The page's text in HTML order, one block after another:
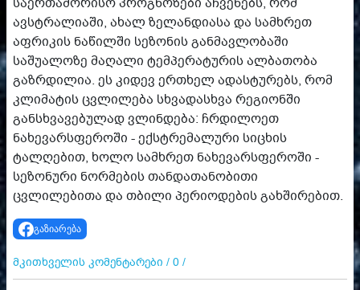
საერთაშორისო პროგნოზები აჩვენებს, რომ
ავსტრალიაში, ახალ ზელანდიასა და სამხრეთ
აფრიკის ნაწილში სეზონის განმავლობაში
საშუალოზე მაღალი ტემპერატურის ალბათობა
გაზრდილია. ეს კიდევ ერთხელ ადასტურებს, რომ
კლიმატის ცვლილება სხვადასხვა რეგიონში
განსხვავებულად ვლინდება: ჩრდილოეთ
ნახევარსფეროში - ექსტრემალური სიცხის
ტალღებით, ხოლო სამხრეთ ნახევარსფეროში -
სეზონური ნორმების თანდათანობითი
ცვლილებითა და თბილი პერიოდების გახშირებით.
გაზიარება
მკითხველის კომენტარები / 0 /